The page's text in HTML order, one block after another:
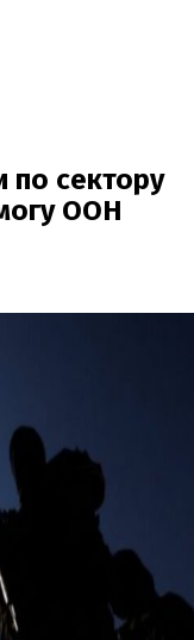
по сектору
ООН